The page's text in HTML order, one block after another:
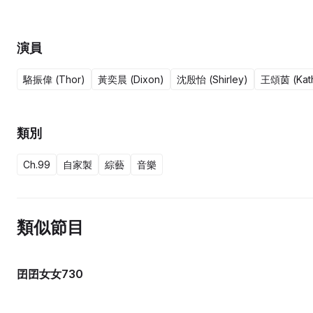
演員
駱振偉 (Thor) 黃奕晨 (Dixon) 沈殷怡 (Shirley) 王頌茵
類別
Ch.99 自家製 綜藝 音樂
類似節目
囝囝女女730